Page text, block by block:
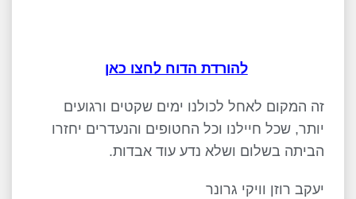
להורדת הדוח לחצו כאן
זה המקום לאחל לכולנו ימים שקטים ורגועים
יותר, שכל חיילנו וכל החטופים והנעדרים יחזרו
הביתה בשלום ושלא נדע עוד אבדות.
יעקב רוזן וויקי גרונר